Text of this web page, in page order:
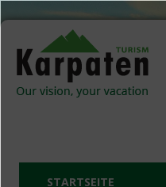
STARTSEITE